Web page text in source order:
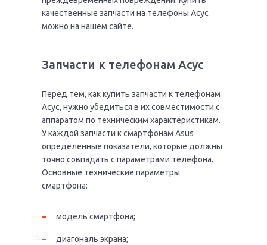
качественные запчасти на телефоны Асус
можно на нашем сайте.
Запчасти к телефонам Асус
Перед тем, как купить запчасти к телефонам
Асус, нужно убедиться в их совместимости с
аппаратом по техническим характеристикам.
У каждой запчасти к смартфонам Asus
определенные показатели, которые должны
точно совпадать с параметрами телефона.
Основные технические параметры
смартфона:
модель смартфона;
диагональ экрана;